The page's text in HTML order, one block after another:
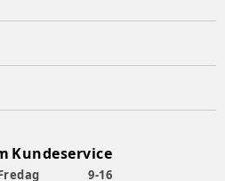
Kundeservice
9-16